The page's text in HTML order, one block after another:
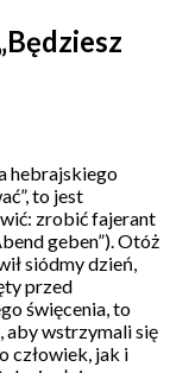
hebrajskiego
to jest
zrobić fajerant
geben”). Otóż
siódmy dzień,
przed
święcenia, to
aby wstrzymali się
człowiek, jak i